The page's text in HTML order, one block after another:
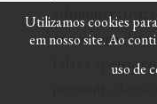
entre erro de
falava apenas
prevenir,
Utilizamos cookies
em nosso site. Ao
uso de